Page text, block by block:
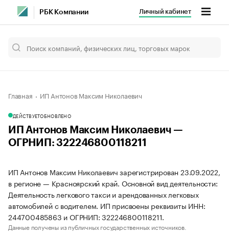
РБК Компании Личный кабинет
Главная ИП Антонов Максим Николаевич
ДЕЙСТВУЕТОБНОВЛЕНО
ИП Антонов Максим Николаевич —
ОГРНИП: 322246800118211
ИП Антонов Максим Николаевич зарегистрирован 23.09.2022,
в регионе — Красноярский край. Основной вид деятельности:
Деятельность легкового такси и арендованных легковых
автомобилей с водителем. ИП присвоены реквизиты ИНН:
244700485863 и ОГРНИП: 322246800118211.
Данные получены из публичных государственных источников.